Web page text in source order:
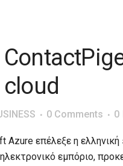
0 Comments 0
Azure επέλεξε η
εμπόριο,